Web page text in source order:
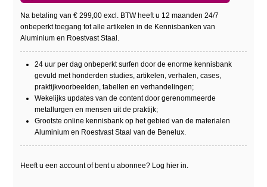
Na betaling van € 299,00 excl. BTW heeft u 12 maanden 24/7
onbeperkt toegang tot alle artikelen in de Kennisbanken van
Aluminium en Roestvast Staal.
24 uur per dag onbeperkt surfen door de enorme kennisbank
gevuld met honderden studies, artikelen, verhalen, cases,
praktijkvoorbeelden, tabellen en verhandelingen;
Wekelijks updates van de content door gerenommeerde
metallurgen en mensen uit de praktijk;
Grootste online kennisbank op het gebied van de materialen
Aluminium en Roestvast Staal van de Benelux.
Heeft u een account of bent u abonnee? Log hier in.